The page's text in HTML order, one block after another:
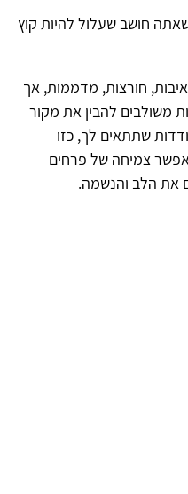
חושב שעלול להיות קוץ
חורצות, מדממות, אך
משולבים להבין את מקור
שתתאים לך, כזו
צמיחה של פרחים
את הלב והנשמה.